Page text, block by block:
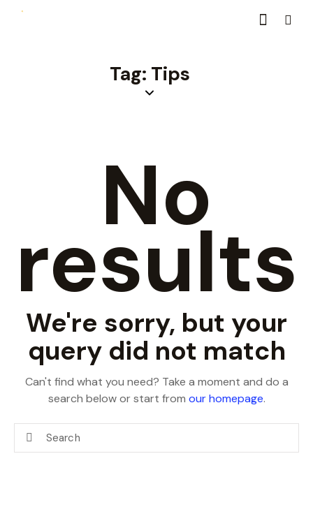
Tag: Tips
No
results
We're sorry, but your
query did not match
Can't find what you need? Take a moment and do a
search below or start from our homepage.